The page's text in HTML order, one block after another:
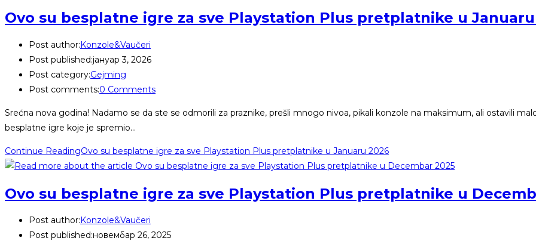
Ovo su besplatne igre za sve Playstation Plus pretplatnike u
Post author:Konzole&Vaučeri
Post published:јануар 3, 2026
Post category:Gejming
Post comments:0 Comments
Srećna nova godina! Nadamo se da ste se odmorili za praznike, prešli mnogo nivoa, pikali konzole na maksimum, ali ostavili
besplatne igre koje je spremio…
Continue ReadingOvo su besplatne igre za sve Playstation Plus pretplatnike u Januaru 2026
Ovo su besplatne igre za sve Playstation Plus pretplatnike u
Post author:Konzole&Vaučeri
Post published:новембар 26, 2025